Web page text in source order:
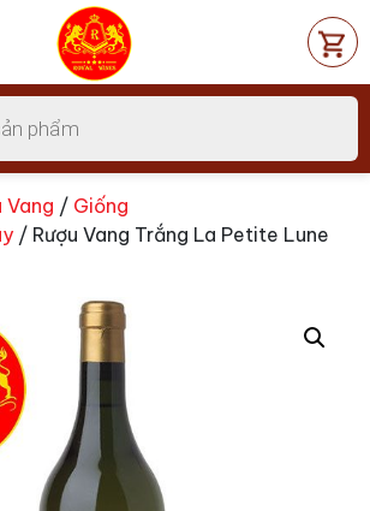
Vang / Giống
/ Rượu Vang Trắng La Petite Lune